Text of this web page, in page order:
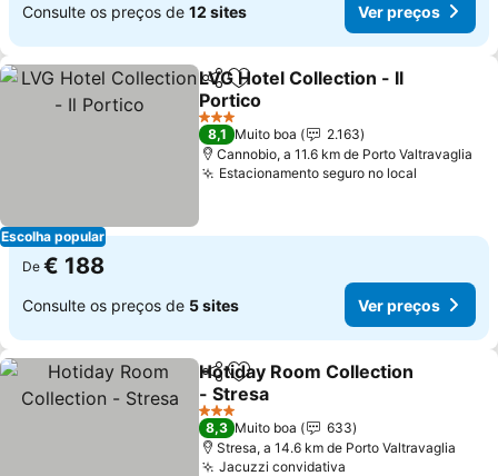
Consulte os preços de 12 sites Ver preços
Escolha popular
PartilharAdicionar aos favoritos
LVG Hotel Collection - Il
Portico
3 Estrelas
8,1 Muito boa
2.163
Cannobio, a 11.6 km de Porto Valtravaglia
Estacionamento seguro no local
De € 188
Consulte os preços de 5 sites Ver preços
PartilharAdicionar aos favoritos
Hotiday Room Collection
- Stresa
3 Estrelas
8,3 Muito boa
633
Stresa, a 14.6 km de Porto Valtravaglia
Jacuzzi convidativa